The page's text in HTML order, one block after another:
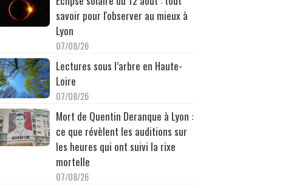
savoir pour l'observer au mieux à
Lyon
07/08/26
Lectures sous l’arbre en Haute-
Loire
07/08/26
Mort de Quentin Deranque à Lyon :
ce que révèlent les auditions sur
les heures qui ont suivi la rixe
mortelle
07/08/26